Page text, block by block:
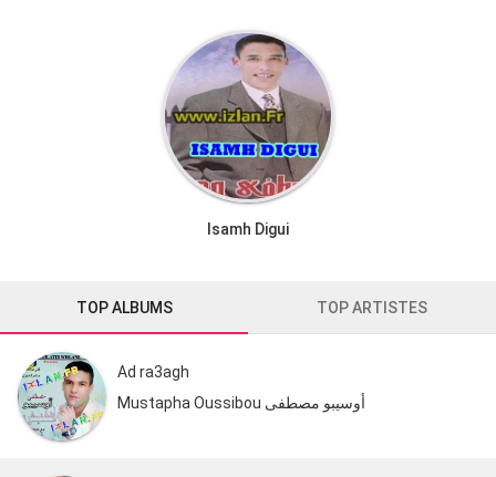
Isamh Digui
TOP ALBUMS TOP ARTISTES
Ad ra3agh
Mustapha Oussibou أوسيبو مصطفى